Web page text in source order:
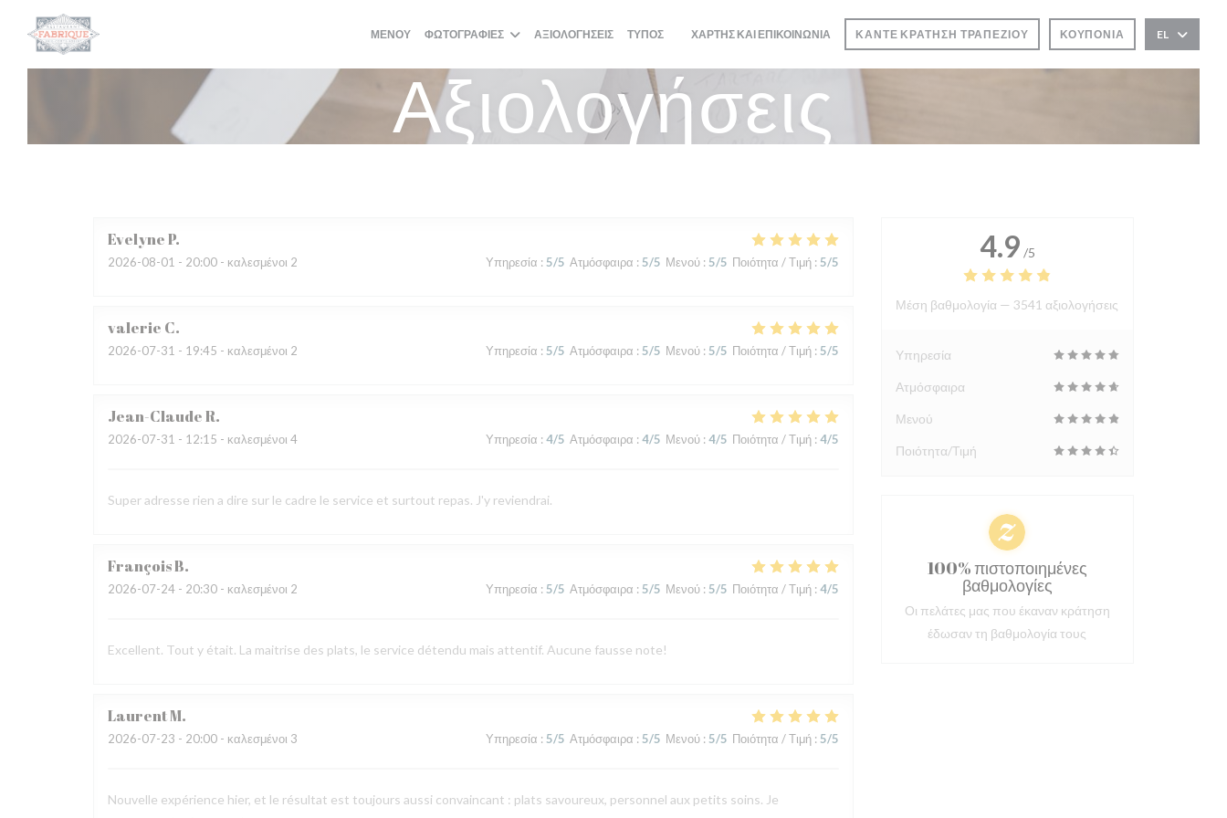
Πίνακας διαχείρισης "Μπισκότων" (Cookies)
ΜΕΝΟΎ ΦΩΤΟΓΡΑΦΊΕΣ ΑΞΙΟΛΟΓΉΣΕΙΣ ΤΎΠΟΣ
((ΑΝΟΊΓΕΙ ΣΕ ΝΈΟ ΠΑΡΆΘΥΡΟ))
ΧΆΡΤΗΣ ΚΑΙ ΕΠΙΚΟΙΝΩΝΊΑ ΚΆΝΤΕ ΚΡΆΤΗΣΗ ΤΡΑΠΕΖΙΟΎ ΚΟΥΠΌΝΙΑ EL
Αξιολογήσεις
EvelyneP
2026-08-01 - 20:00 - καλεσμένοι 2 Υπηρεσία : 5/5 Ατμόσφαιρα : 5/5 Μενού: 5/5 Ποιότητα / Τιμή: 5/5
valerie C
2026-07-31 - 19:45 - καλεσμένοι 2 Υπηρεσία : 5/5 Ατμόσφαιρα : 5/5 Μενού: 5/5 Ποιότητα / Τιμή: 5/5
Jean-ClaudeR
2026-07-31 - 12:15 - καλεσμένοι 4 Υπηρεσία : 4/5 Ατμόσφαιρα : 4/5 Μενού: 4/5 Ποιότητα / Τιμή: 4/5
Super adresse rien a dire sur le cadre le service et surtout repas. J'y reviendrai.
FrançoisB
2026-07-24 - 20:30 - καλεσμένοι 2 Υπηρεσία : 5/5 Ατμόσφαιρα : 5/5 Μενού: 5/5 Ποιότητα / Τιμή: 4/5
Excellent. Tout y était. La maitrise des plats, le service détendu mais attentif. Aucune fausse note!
LaurentM
2026-07-23 - 20:00 - καλεσμένοι 3 Υπηρεσία : 5/5 Ατμόσφαιρα : 5/5 Μενού: 5/5 Ποιότητα / Τιμή: 5/5
Nouvelle expérience hier, et le résultat est toujours aussi convaincant : plats savoureux, personnel aux petits soins. Je
4.9 /5
Μέση βαθμολογία —3541 αξιολογήσεις
Υπηρεσία
Ατμόσφαιρα
Μενού
Ποιότητα/Τιμή
100% πιστοποιημένες
βαθμολογίες
Οι πελάτες μας που έκαναν κράτηση
έδωσαν τη βαθμολογία τους